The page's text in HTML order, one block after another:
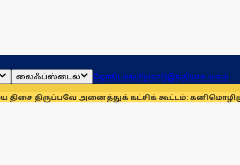
லைஃப்ஸ்டைல் ஜோதிடம்தமிழ்நாடுஇந்தியாஉலகம்
அனைத்துக் கட்சிக் கூட்டம்: கனிமொழி